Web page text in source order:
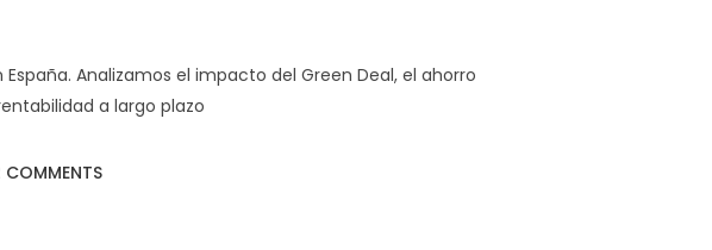
Analizamos el impacto del Green Deal, el ahorro
a largo plazo
COMMENTS